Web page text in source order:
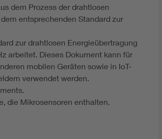
dem Prozess der drahtlosen
entsprechenden Standard zur
zur drahtlosen Energieübertragung
arbeitet. Dieses Dokument kann für
mobilen Geräten sowie in IoT-
verwendet werden.
die Mikrosensoren enthalten.